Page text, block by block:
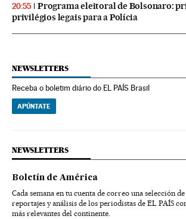
20:55
Programa eleitoral de Bolsonaro:
privilégios legais para a Polícia
NEWSLETTERS
Receba o boletim diário do EL PAÍS Brasil
APÚNTATE
NEWSLETTERS
Boletín de América
Cada semana en tu cuenta de correo una selección
reportajes y análisis de los periodistas de EL PAÍS
más relevantes del continente.